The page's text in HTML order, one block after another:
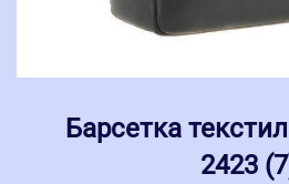
Барсетка
2423